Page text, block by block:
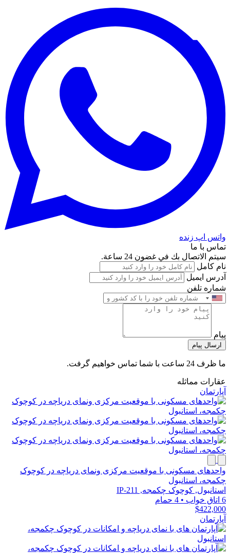
واتس اپ زنده
تماس با ما
سيتم الاتصال بك في غضون 24 ساعة.
نام کامل
آدرس ایمیل
شماره تلفن
پیام
ارسال پیام
ما ظرف 24 ساعت با شما تماس خواهیم گرفت.
عقارات مماثله
آپارتمان
واحدهای مسکونی با موقعیت مرکزی ونمای دریاچه در کوچوک
چکمجه، استانبول
استانبول, کوچوک چکمجه, IP-211
6 اتاق خواب
• 4 حمام
$422,000
آپارتمان